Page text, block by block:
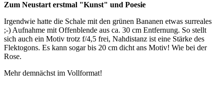
Zum Neustart erstmal "Kunst" und Poesie
Irgendwie hatte die Schale mit den grünen Bananen etwas surreales
;-) Aufnahme mit Offenblende aus ca. 30 cm Entfernung. So stellt
sich auch ein Motiv trotz f/4,5 frei, Nahdistanz ist eine Stärke des
Flektogons. Es kann sogar bis 20 cm dicht ans Motiv! Wie bei der
Rose.
Mehr demnächst im Vollformat!